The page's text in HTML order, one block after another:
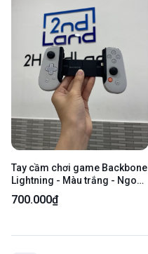
Tay cầm chơi game Backbone
Lightning - Màu trắng - Ngoại
hình: 98% - Kèm túi đựng
700.000₫